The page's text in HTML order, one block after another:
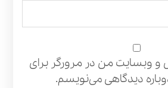
و وبسایت من در مرورگر برای
دیدگاهی می‌نویسم.